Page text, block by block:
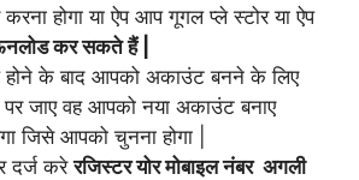
होगा या ऐप आप गूगल प्ले स्टोर या ऐप
कर सकते हैं |
होने के बाद आपको अकाउंट बनने के लिए
पर जाए वह आपको नया अकाउंट बनाए
जिसेआपको चुनना होगा |
दर्ज करेरजिस्टरयोर मोबाइल नंबर अगली